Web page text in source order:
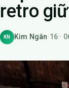
retro
KN Kim Ngân·16 ·